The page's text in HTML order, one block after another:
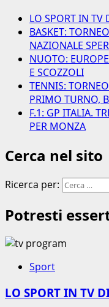
LO SPORT IN TV
BASKET:
NAZIONALE
NUOTO:
E SCOZZOLI
TENNIS:
PRIMO TURNO,
F.1: GP ITALIA.
PER MONZA
Cerca nel sito
Ricerca per:
Potresti
Sport
LO SPORT IN TV